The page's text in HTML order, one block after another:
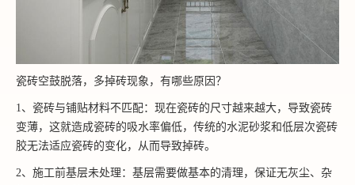
瓷砖空鼓脱落，多掉砖现象，有哪些原因？
1、瓷砖与铺贴材料不匹配：现在瓷砖的尺寸越来越大，导致瓷砖
变薄，这就造成瓷砖的吸水率偏低，传统的水泥砂浆和低层次瓷砖
胶无法适应瓷砖的变化，从而导致掉砖。
2、施工前基层未处理：基层需要做基本的清理，保证无灰尘、杂